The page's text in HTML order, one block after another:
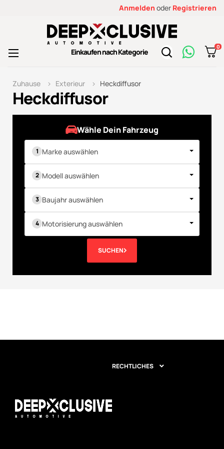
Anmelden oder Registrieren
Einkaufen nach Kategorie
0
Toggle
☰
Heckdiffusor
Zuhause Exterieur Heckdiffusor
Wähle Dein Fahrzeug
Marke auswählen
Modell auswählen
Baujahr auswählen
Motorisierung auswählen
SUCHEN
RECHTLICHES 